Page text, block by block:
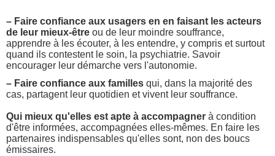
– Faire confiance aux usagers en en faisant les acteurs
de leur mieux-être ou de leur moindre souffrance,
apprendre à les écouter, à les entendre, y compris et surtout
quand ils contestent le soin, la psychiatrie. Savoir
encourager leur démarche vers l'autonomie.
– Faire confiance aux familles qui, dans la majorité des
cas, partagent leur quotidien et vivent leur souffrance.
Qui mieux qu'elles est apte à accompagner à condition
d'être informées, accompagnées elles-mêmes. En faire les
partenaires indispensables qu'elles sont, non des boucs
émissaires.